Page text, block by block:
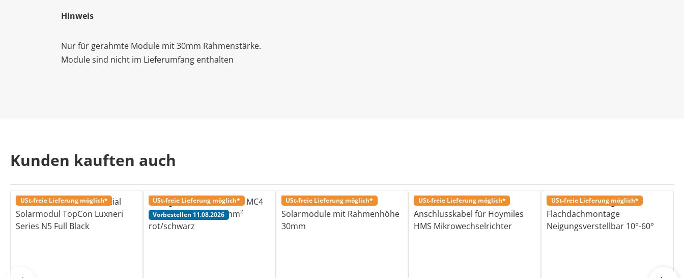
Hinweis
Nur für gerahmte Module mit 30mm Rahmenstärke.
Module sind nicht im Lieferumfang enthalten
Kunden kauften auch
USt-freie Lieferung möglich*
USt-freie Lieferung möglich*
Vorbestellen 11.08.2026
USt-freie Lieferung möglich* USt-freie Lieferung möglich* USt-freie Lieferung möglich*